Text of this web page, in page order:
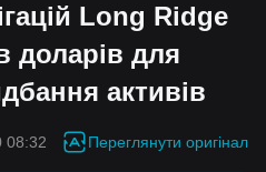
Long Ridge
доларів для
активів
08:32 Переглянути оригінал